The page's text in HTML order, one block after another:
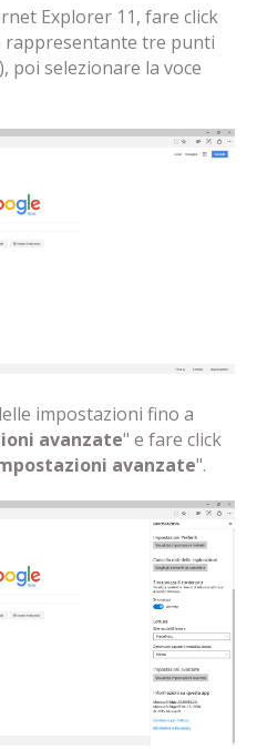
Explorer 11, fare click
rappresentante tre punti
poi selezionare la voce
impostazioni fino a
avanzate" e fare click
avanzate".